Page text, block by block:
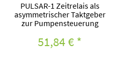
PULSAR-1 Zeitrelais als
asymmetrischer Taktgeber
zur Pumpensteuerung
51,84 €*